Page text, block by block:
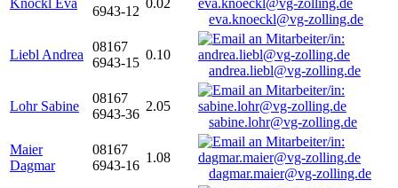
Knöckl Eva
6943-12
0.02
eva.knoeckl@vg-zolling.de
Liebl Andrea
08167
6943-15
0.10
andrea.liebl@vg-zolling.de
Lohr Sabine
08167
6943-36
2.05
sabine.lohr@vg-zolling.de
Maier
Dagmar
08167
6943-16
1.08
dagmar.maier@vg-zolling.de